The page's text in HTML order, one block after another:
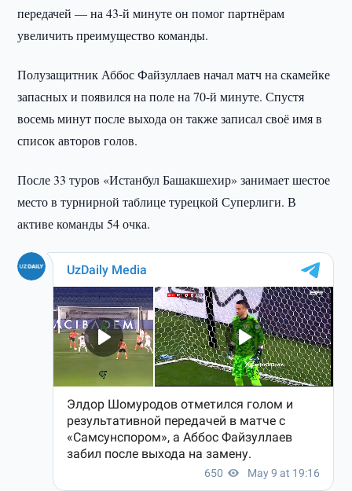
передачей — на 43-й минуте он помог партнёрам
увеличить преимущество команды.
Полузащитник Аббос Файзуллаев начал матч на скамейке
запасных и появился на поле на 70-й минуте. Спустя
восемь минут после выхода он также записал своё имя в
список авторов голов.
После 33 туров «Истанбул Башакшехир» занимает шестое
место в турнирной таблице турецкой Суперлиги. В
активе команды 54 очка.